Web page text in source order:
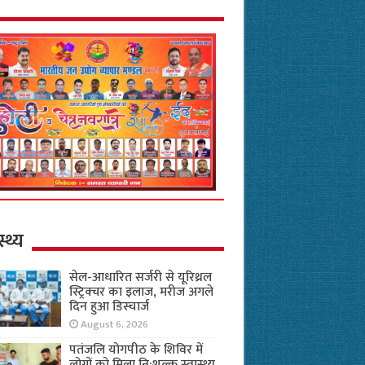
सेल-आधारित सर्जरी से यूरिथ्रल
स्ट्रिक्चर का इलाज, मरीज अगले
दिन हुआ डिस्चार्ज
August 6, 2026
पतंजलि योगपीठ के शिविर में